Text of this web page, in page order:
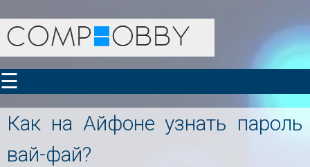
☰
Как на Айфоне узнать пароль
вай-фай?